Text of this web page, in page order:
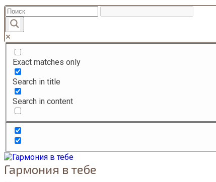
Перейти
к
содержанию
Exact matches only
Search in title
Search in content
Гармония в тебе